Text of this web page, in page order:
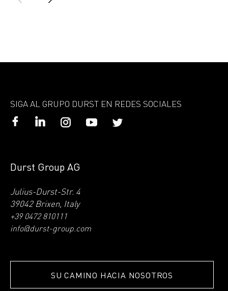
SIGA AL GRUPO DURST EN REDES SOCIALES
Durst Group AG
Julius-Durst-Str. 4
39042 Brixen, Italy
+39 0472 810111
info@durst-group.com
SU CAMINO HACIA NOSOTROS